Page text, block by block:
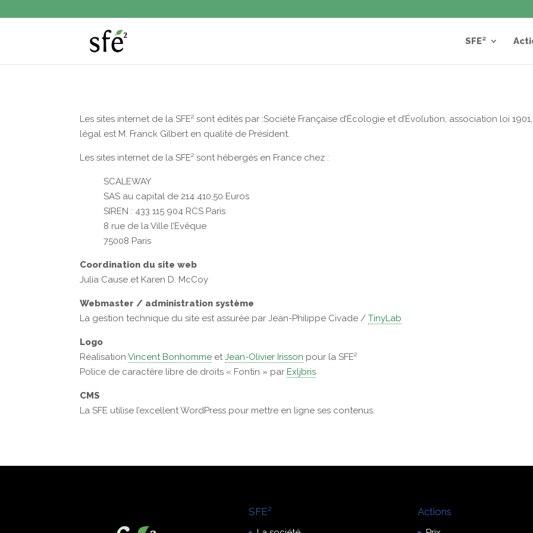
SFE²
Les sites internet de la SFE² sont édités par :Société Française d’Écologie et d’Évolution, association loi
légal est M. Franck Gilbert en qualité de Président.
Les sites internet de la SFE² sont hébergés en France chez :
SCALEWAY
SAS au capital de 214 410,50 Euros
SIREN : 433 115 904 RCS Paris
8 rue de la Ville l’Evêque
75008 Paris
Coordination du site web
Julia Cause et Karen D. McCoy
Webmaster / administration système
La gestion technique du site est assurée par Jean-Philippe Civade /TinyLab
Logo
RéalisationVincent Bonhomme etJean-Olivier Irisson pour la SFE²
Police de caractère libre de droits « Fontin » parExljbris
CMS
La SFE utilise l’excellent WordPress pour mettre en ligne ses contenus.
SFE² Actions